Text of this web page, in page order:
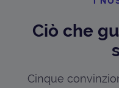
Ciò che
Cinque